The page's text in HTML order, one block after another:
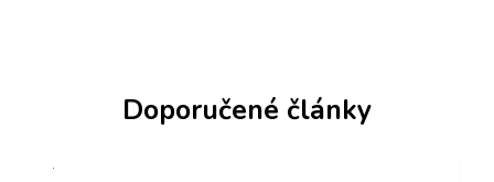
Doporučené články